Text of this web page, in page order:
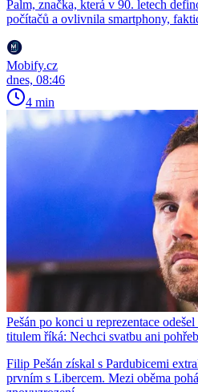
Palm, značka, která v 90. letech
počítačů a ovlivnila smartphony,
Mobify.cz
dnes, 08:46
4 min
Pešán po konci u reprezentace
titulem říká: Nechci svatbu ani
Filip Pešán získal s Pardubicemi
prvním s Libercem. Mezi oběma